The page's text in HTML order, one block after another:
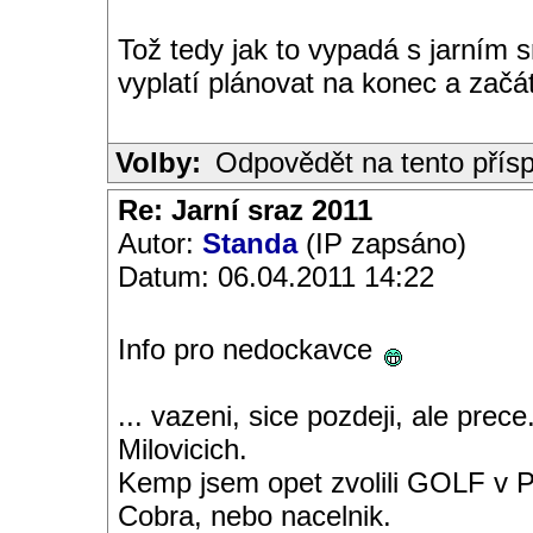
Tož tedy jak to vypadá s jarním
vyplatí plánovat na konec a
Volby: Odpovědět na tento
Re: Jarní sraz 2011
Autor: Standa(IP zapsáno)
Datum: 06.04.2011 14:22
Info pro nedockavce
... vazeni, sice pozdeji, ale
Milovicich.
Kemp jsem opet zvolili GOLF v
Cobra, nebo nacelnik.